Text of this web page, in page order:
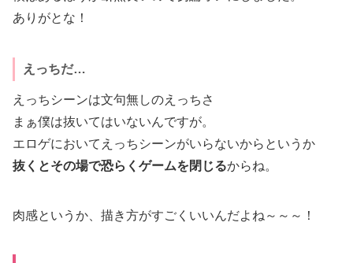
ありがとな！
えっちだ…
えっちシーンは文句無しのえっちさ
まぁ僕は抜いてはいないんですが。
エロゲにおいてえっちシーンがいらないからというか
抜くとその場で恐らくゲームを閉じるからね。
肉感というか、描き方がすごくいいんだよね～～～！